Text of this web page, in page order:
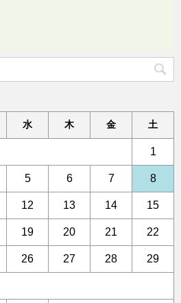
水 木 金 土
1
5 6 7 8
12 13 14 15
19 20 21 22
26 27 28 29